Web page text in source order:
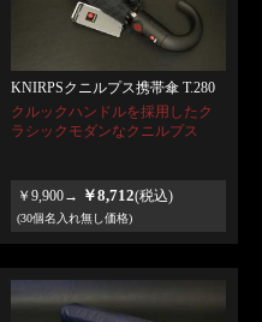
KNIRPSクニルプス携帯傘 T.280
クルックハンドルを採用したク
ラシックモダンなクニルプス
￥9,900→ ￥8,712(税込)
(30個名入れ無し価格)